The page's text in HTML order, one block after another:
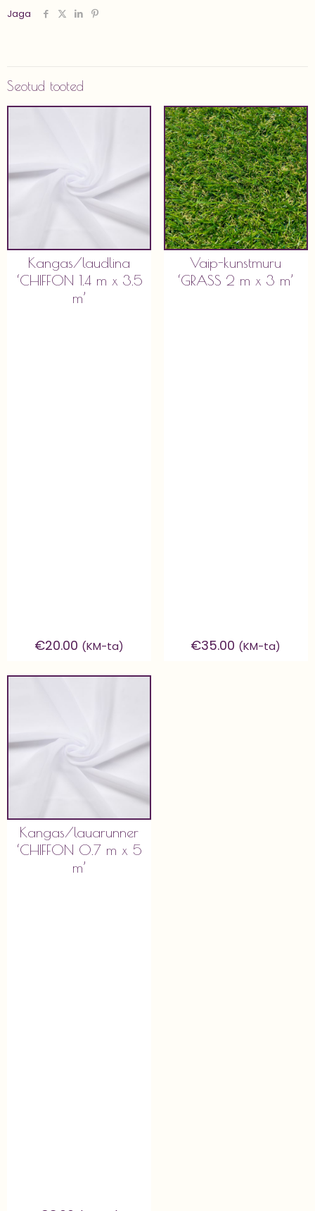
kogus
Jaga
Seotud tooted
Kangas/laudlina
‘CHIFFON 1.4 m x 3.5
m’
€20.00 (KM-ta)
Vaip-kunstmuru
‘GRASS 2 m x 3 m’
€35.00 (KM-ta)
Kangas/lauarunner
‘CHIFFON 0.7 m x 5
m’